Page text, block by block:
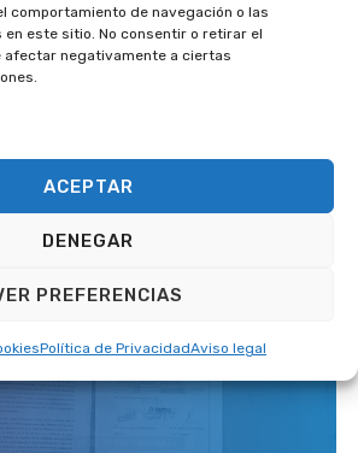
comportamiento de navegación o las
este sitio. No consentir o retirar el
afectar negativamente a ciertas
ACEPTAR
DENEGAR
PREFERENCIAS
Política de PrivacidadAviso legal